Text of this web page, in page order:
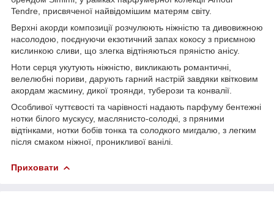
Tendre, присвяченої найвідомішим матерям світу.
Верхні акорди композиції розчулюють ніжністю та дивовижною
насолодою, поєднуючи екзотичний запах кокосу з приємною
кислинкою сливи, що злегка відтіняються пряністю анісу.
Ноти серця укутують ніжністю, викликають романтичні,
велелюбні пориви, дарують гарний настрій завдяки квітковим
акордам жасмину, дикої троянди, туберози та конвалії.
Особливої ​​чуттєвості та чарівності надають парфуму бентежні
нотки білого мускусу, маслянисто-солодкі, з пряними
відтінками, нотки бобів тонка та солодкого мигдалю, з легким
після смаком ніжної, проникливої ​​ванілі.
Приховати